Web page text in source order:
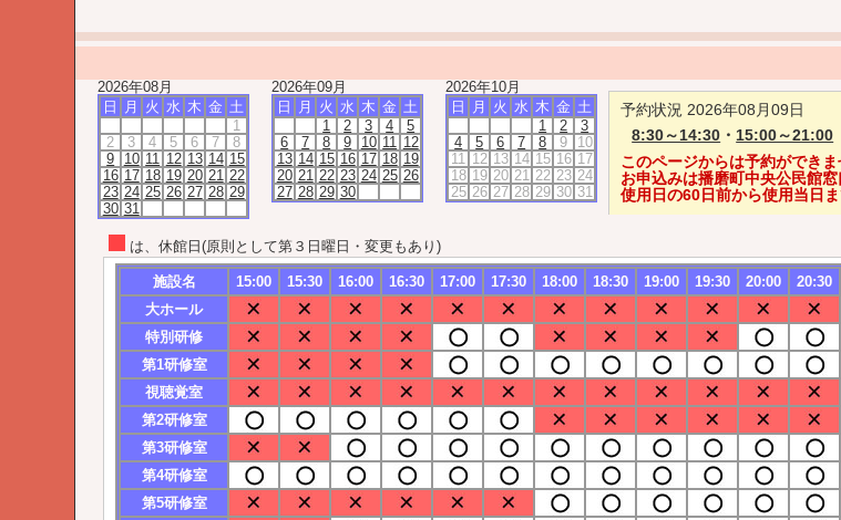
2026年08月
日
月 火 水 木 金 土
1
2
3 4 5 6 7
8
9
10 11 12 13 14 15
16 17 18 19 20 21 22
23 24 25 26 27 28 29
30 31
2026年09月
日
月 火 水 木 金 土
1
2 3 4
5
6
7 8 9 10 11 12
13 14 15 16 17 18 19
20 21 22 23 24 25 26
27 28 29 30
2026年10月
日
月 火 水 木 金 土
1
2
3
4
5 6 7 8 9
10
11 12 13 14 15 16 17
18 19 20 21 22 23 24
25 26 27 28 29 30 31
予約状況 2026年08月09日
8:30～14:30 ・ 15:00～21:00
このページからは予約ができま
お申込みは播磨町中央公民館窓
使用日の60日前から使用当日ま
は、休館日(原則として第３日曜日・変更もあり)